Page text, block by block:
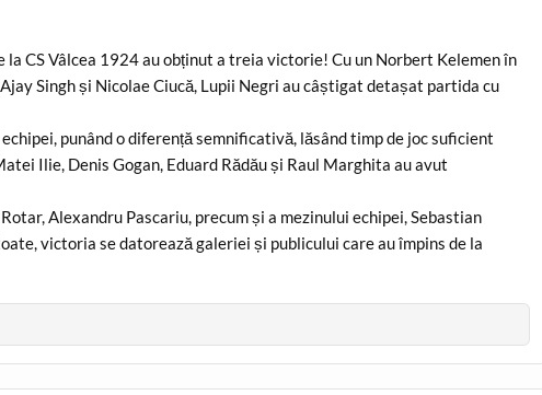
CS Vâlcea 1924 au obținut a treia victorie! Cu un Norbert Kelemen în
Singh și Nicolae Ciucă, Lupii Negri au câștigat detașat partida cu
punând o diferență semnificativă, lăsând timp de joc suficient
Ilie, Denis Gogan, Eduard Rădău și Raul Marghita au avut
Alexandru Pascariu, precum și a mezinului echipei, Sebastian
victoria se datorează galeriei și publicului care au împins de la